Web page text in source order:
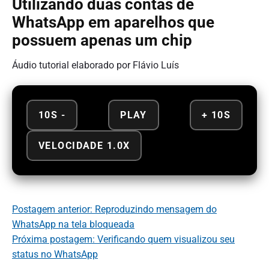
Utilizando duas contas de
WhatsApp em aparelhos que
possuem apenas um chip
Áudio tutorial elaborado por Flávio Luís
10S - PLAY + 10S
VELOCIDADE 1.0X
Postagem anterior: Reproduzindo mensagem do
WhatsApp na tela bloqueada
Próxima postagem: Verificando quem visualizou seu
status no WhatsApp